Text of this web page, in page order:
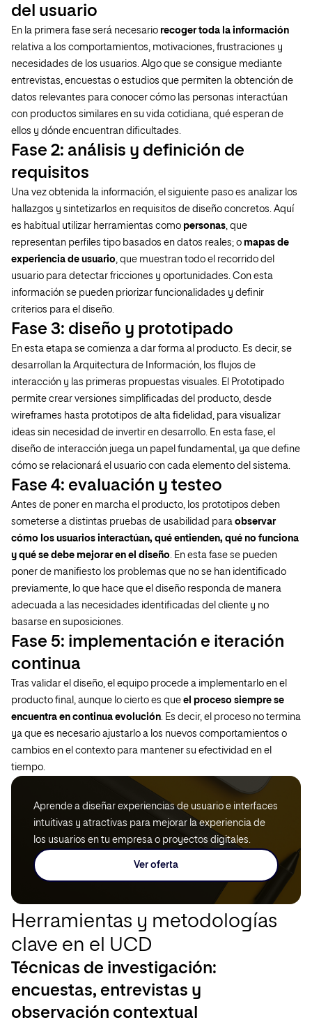
del usuario
En la primera fase será necesario recoger toda la información
relativa a los comportamientos, motivaciones, frustraciones y
necesidades de los usuarios. Algo que se consigue mediante
entrevistas, encuestas o estudios que permiten la obtención de
datos relevantes para conocer cómo las personas interactúan
con productos similares en su vida cotidiana, qué esperan de
ellos y dónde encuentran dificultades.
Fase 2: análisis y definición de
requisitos
Una vez obtenida la información, el siguiente paso es analizar los
hallazgos y sintetizarlos en requisitos de diseño concretos. Aquí
es habitual utilizar herramientas como personas, que
representan perfiles tipo basados en datos reales; o mapas de
experiencia de usuario, que muestran todo el recorrido del
usuario para detectar fricciones y oportunidades. Con esta
información se pueden priorizar funcionalidades y definir
criterios para el diseño.
Fase 3: diseño y prototipado
En esta etapa se comienza a dar forma al producto. Es decir, se
desarrollan la Arquitectura de Información, los flujos de
interacción y las primeras propuestas visuales. El Prototipado
permite crear versiones simplificadas del producto, desde
wireframes hasta prototipos de alta fidelidad, para visualizar
ideas sin necesidad de invertir en desarrollo. En esta fase, el
diseño de interacción juega un papel fundamental, ya que define
cómo se relacionará el usuario con cada elemento del sistema.
Fase 4: evaluación y testeo
Antes de poner en marcha el producto, los prototipos deben
someterse a distintas pruebas de usabilidad para observar
cómo los usuarios interactúan, qué entienden, qué no funciona
y qué se debe mejorar en el diseño. En esta fase se pueden
poner de manifiesto los problemas que no se han identificado
previamente, lo que hace que el diseño responda de manera
adecuada a las necesidades identificadas del cliente y no
basarse en suposiciones.
Fase 5: implementación e iteración
continua
Tras validar el diseño, el equipo procede a implementarlo en el
producto final, aunque lo cierto es que el proceso siempre se
encuentra en continua evolución. Es decir, el proceso no termina
ya que es necesario ajustarlo a los nuevos comportamientos o
cambios en el contexto para mantener su efectividad en el
tiempo.
Aprende a diseñar experiencias de usuario e interfaces
intuitivas y atractivas para mejorar la experiencia de
los usuarios en tu empresa o proyectos digitales.
Ver oferta
Herramientas y metodologías
clave en el UCD
Técnicas de investigación:
encuestas, entrevistas y
observación contextual